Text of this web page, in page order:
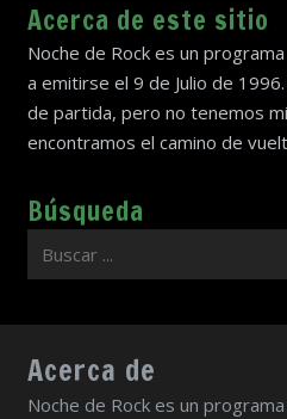
Acerca de este sitio
Noche de Rock es un
a emitirse el 9 de Julio de 1996.
de partida, pero no tenemos
encontramos el camino de
Búsqueda
Acerca de
Noche de Rock es un